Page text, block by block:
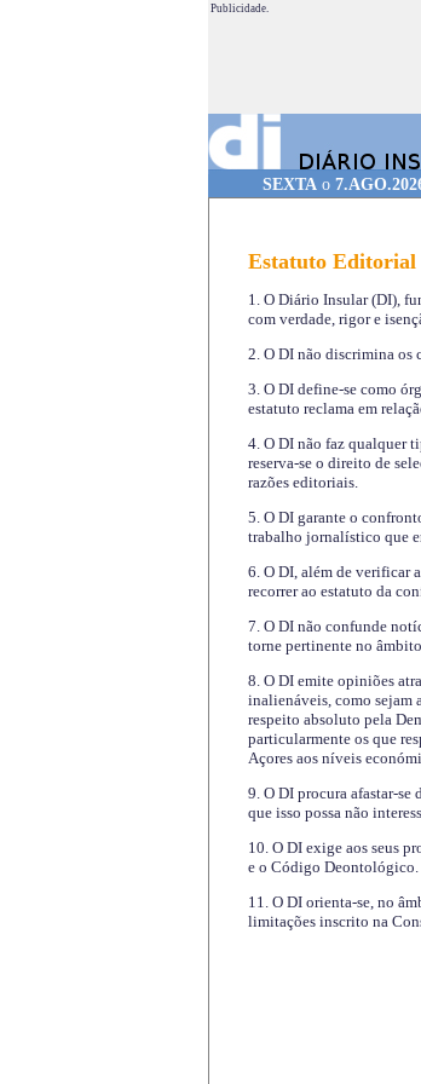
Publicidade.
SEXTAo
Estatuto Editorial
1. O Diário Insular (DI),
com verdade, rigor e
2. O DI não discrimina os
3. O DI define-se como
estatuto reclama em
4. O DI não faz qualquer
reserva-se o direito de
razões editoriais.
5. O DI garante o
trabalho jornalístico que
6. O DI, além de verificar
recorrer ao estatuto da
7. O DI não confunde
torne pertinente no
8. O DI emite opiniões
inalienáveis, como sejam
respeito absoluto pela
particularmente os que
Açores aos níveis
9. O DI procura afastar-
que isso possa não
10. O DI exige aos seus
e o Código Deontológico.
11. O DI orienta-se, no
limitações inscrito na